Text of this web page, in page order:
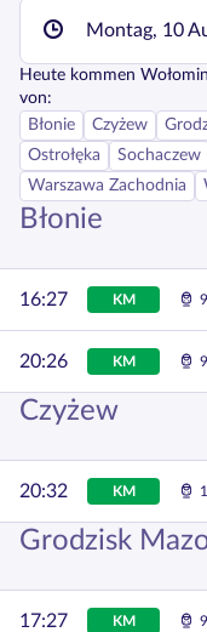
Montag, 10
Heute kommen
von:
Błonie
Czyżew
Ostrołęka
Sochaczew
Warszawa Zachodnia
Błonie
16:27 KM
20:26 KM
Czyżew
20:32 KM
Grodzisk
17:27 KM